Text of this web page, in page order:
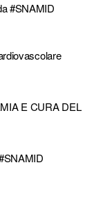
#SNAMID
E CURA DEL